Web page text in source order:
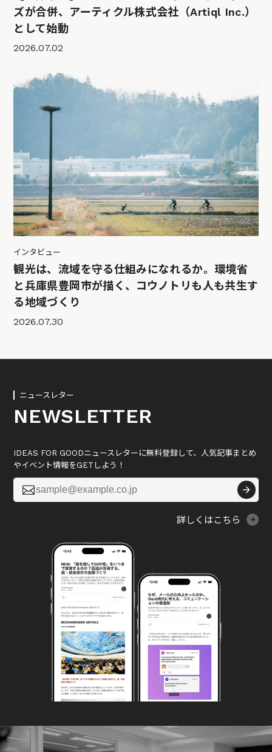
ズが合併、アーティクル株式会社（Artiql Inc.）
として始動
2026.07.02
インタビュー
観光は、流域を守る仕組みになれるか。環境省
と兵庫県豊岡市が描く、コウノトリも人も共生す
る地域づくり
2026.07.30
ニュースレター
NEWSLETTER
IDEAS FOR GOODニュースレターに無料登録して、人気記事まとめ
やイベント情報をGETしよう！

詳しくはこちら